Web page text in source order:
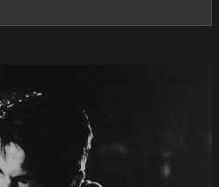
Park Chan-
wook
Sorogoyen
André Bonzel